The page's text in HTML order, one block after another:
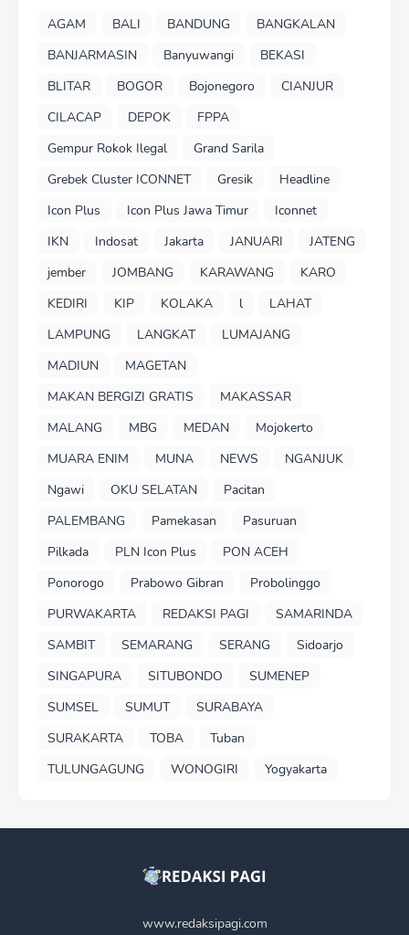
AGAM BALI BANDUNG
BANGKALAN
BANJARMASIN
Banyuwangi
BEKASI
BLITAR
BOGOR Bojonegoro
CIANJUR
CILACAP
DEPOK
FPPA
Gempur Rokok Ilegal
Grand Sarila
Grebek Cluster ICONNET
Gresik
Headline
Icon Plus
Icon Plus Jawa Timur
Iconnet
IKN
Indosat Jakarta JANUARI
JATENG
jember
JOMBANG KARAWANG
KARO
KEDIRI
KIP KOLAKA l
LAHAT
LAMPUNG
LANGKAT
LUMAJANG
MADIUN
MAGETAN
MAKAN BERGIZI GRATIS
MAKASSAR
MALANG
MBG MEDAN
Mojokerto
MUARA ENIM
MUNA NEWS
NGANJUK
Ngawi
OKU SELATAN
Pacitan
PALEMBANG
Pamekasan
Pasuruan
Pilkada
PLN Icon Plus
PON ACEH
Ponorogo
Prabowo Gibran
Probolinggo
PURWAKARTA
REDAKSI PAGI
SAMARINDA
SAMBIT
SEMARANG SERANG
Sidoarjo
SINGAPURA
SITUBONDO
SUMENEP
SUMSEL
SUMUT
SURABAYA
SURAKARTA
TOBA
Tuban
TULUNGAGUNG
WONOGIRI Yogyakarta
www.redaksipagi.com